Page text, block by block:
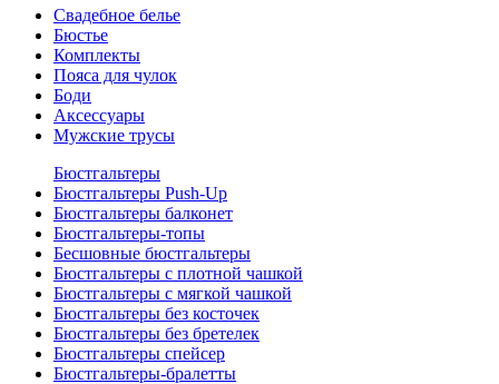
Свадебное белье
Бюстье
Комплекты
Пояса для чулок
Боди
Аксессуары
Мужские трусы
Бюстгальтеры
Бюстгальтеры Push-Up
Бюстгальтеры балконет
Бюстгальтеры-топы
Бесшовные бюстгальтеры
Бюстгальтеры с плотной чашкой
Бюстгальтеры с мягкой чашкой
Бюстгальтеры без косточек
Бюстгальтеры без бретелек
Бюстгальтеры спейсер
Бюстгальтеры-бралетты